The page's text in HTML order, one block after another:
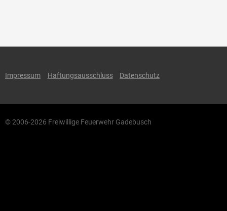
Impressum Haftungsausschluss Datenschutz
© 2006-2026 Freiwillige Feuerwehr Gadebusch